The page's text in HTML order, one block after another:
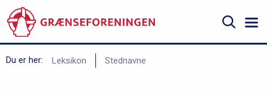
til
hovedindhold
Søg
Du er her: Leksikon Stednavne